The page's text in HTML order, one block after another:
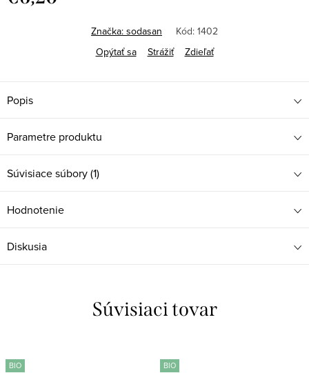
Značka: sodasan Kód: 1402
Opýtať sa
Strážiť Zdieľať
Popis
Parametre produktu
Súvisiace súbory (1)
Hodnotenie
Diskusia
Súvisiaci tovar
BIO BIO